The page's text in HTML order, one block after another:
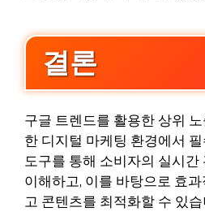
결론
구글 트렌드를 활용한 상위
한 디지털 마케팅 환경에서
도구를 통해 소비자의 실시
이해하고, 이를 바탕으로 효
고 콘텐츠를 최적화할 수 있습